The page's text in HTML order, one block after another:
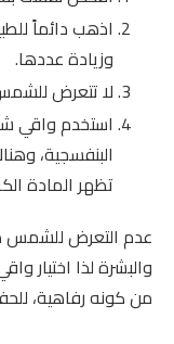
اذهب دائماً
وزيادة عددها.
لا تتعرض
استخدم واقي
البنفسجية،
تظهر المادة
عدم التعرض للشمس
والبشرة لذا اختيار
من كونه رفاهية،